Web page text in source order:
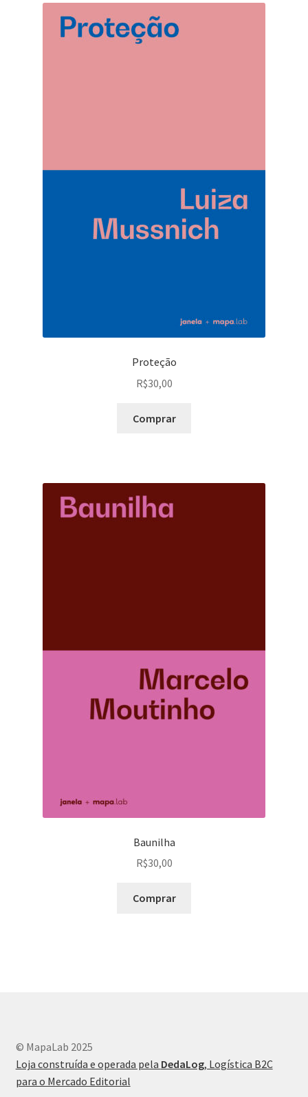
Proteção
R$30,00
Comprar
Baunilha
R$30,00
Comprar
© MapaLab 2025
Loja construída e operada pela DedaLog, Logística B2C
para o Mercado Editorial